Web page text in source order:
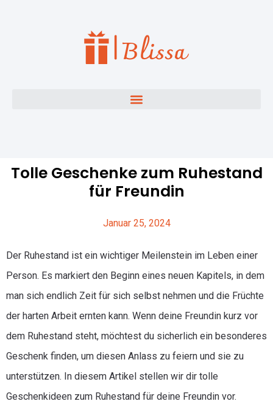
Tolle Geschenke zum Ruhestand
für Freundin
Januar 25, 2024
Der Ruhestand ist ein wichtiger Meilenstein im Leben einer
Person. Es markiert den Beginn eines neuen Kapitels, in dem
man sich endlich Zeit für sich selbst nehmen und die Früchte
der harten Arbeit ernten kann. Wenn deine Freundin kurz vor
dem Ruhestand steht, möchtest du sicherlich ein besonderes
Geschenk finden, um diesen Anlass zu feiern und sie zu
unterstützen. In diesem Artikel stellen wir dir tolle
Geschenkideen zum Ruhestand für deine Freundin vor.